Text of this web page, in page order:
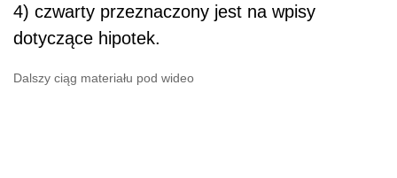
4) czwarty przeznaczony jest na wpisy
dotyczące hipotek.
Dalszy ciąg materiału pod wideo